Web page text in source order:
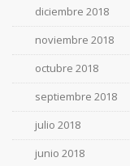
diciembre 2018
noviembre 2018
octubre 2018
septiembre 2018
julio 2018
junio 2018